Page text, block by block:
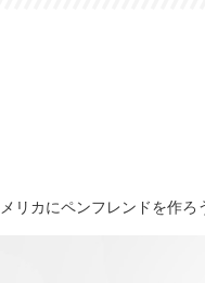
リカにペンフレンドを作ろ